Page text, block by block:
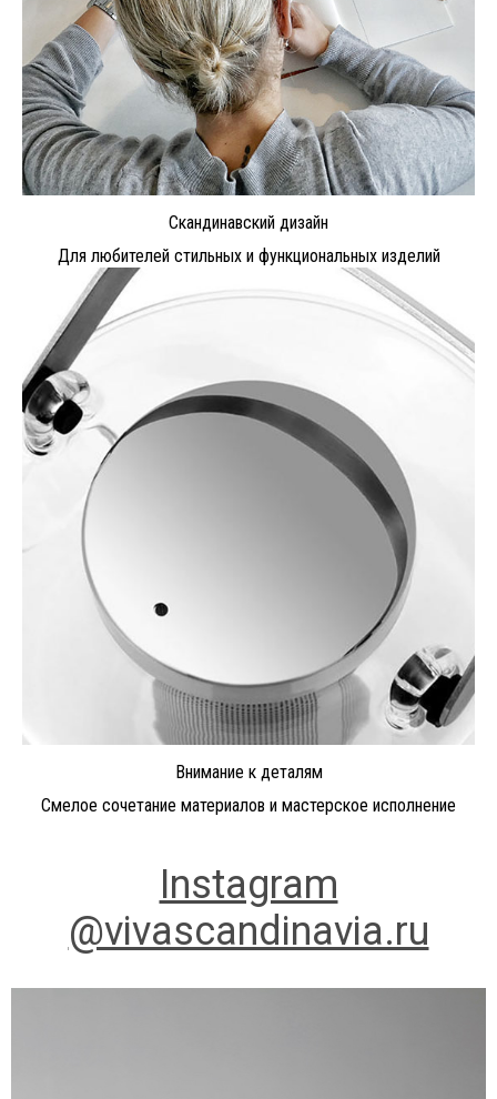
Скандинавский дизайн
Для любителей стильных и функциональных изделий
Внимание к деталям
Смелое сочетание материалов и мастерское исполнение
Instagram
@vivascandinavia.ru